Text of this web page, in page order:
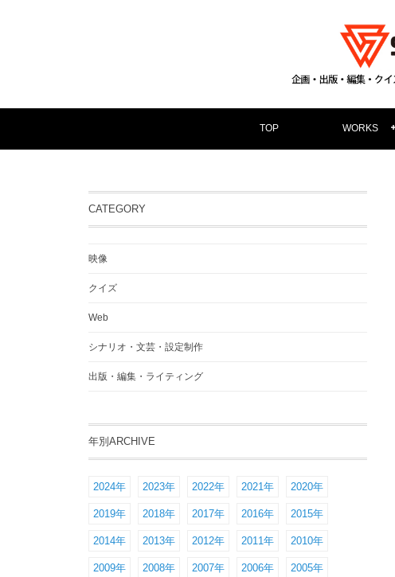
TOP WORKS
CATEGORY
映像
クイズ
Web
シナリオ・文芸・設定制作
出版・編集・ライティング
年別ARCHIVE
2024年 2023年 2022年 2021年 2020年
2019年 2018年 2017年 2016年 2015年
2014年 2013年 2012年 2011年 2010年
2009年 2008年 2007年 2006年 2005年